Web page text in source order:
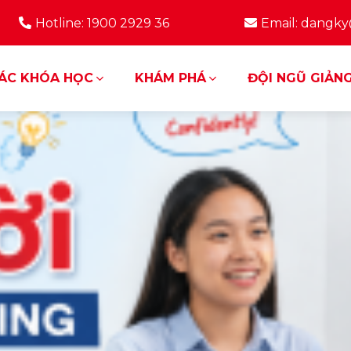
Hotline: 1900 2929 36 Email:
KHÓA HỌC KHÁM PHÁ ĐỘI NGŨ